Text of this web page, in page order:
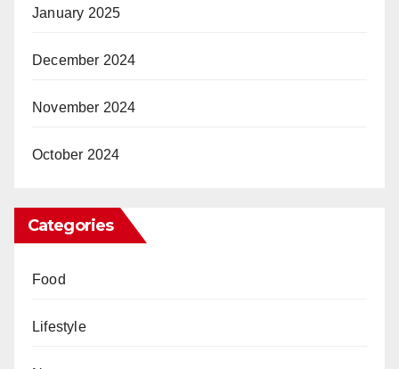
January 2025
December 2024
November 2024
October 2024
Categories
Food
Lifestyle